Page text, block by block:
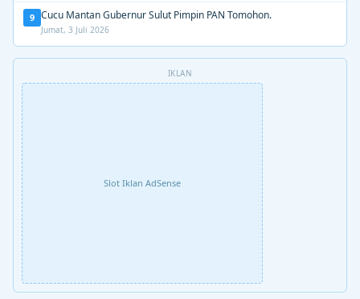
9 Cucu Mantan Gubernur Sulut Pimpin PAN Tomohon.
Jumat, 3 Juli 2026
IKLAN
Slot Iklan AdSense